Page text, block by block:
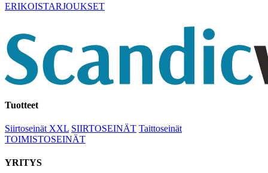
ERIKOISTARJOUKSET
Tuotteet
Siirtoseinät XXL SIIRTOSEINÄT Taittoseinät
TOIMISTOSEINÄT
YRITYS